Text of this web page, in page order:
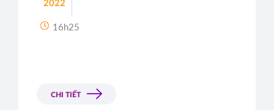
2022
16h25
CHI TIẾT